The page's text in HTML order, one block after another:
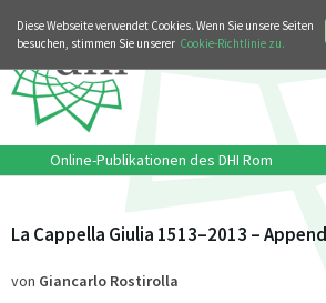
Diese Webseite verwendet Cookies. Wenn Sie unsere Seiten
besuchen, stimmen Sie unserer Cookie-Richtlinie zu.
Online-Publikationen des DHI Rom
La Cappella Giulia 1513–2013 –
von Giancarlo Rostirolla